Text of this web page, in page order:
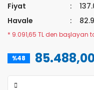
Fiyat
Havale
* 9.091,65 TL den başlayan
%48